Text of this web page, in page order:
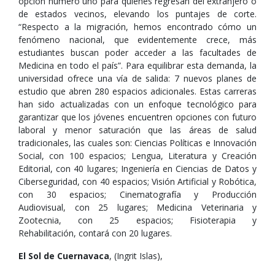
de estados vecinos, elevando los puntajes de corte.
“Respecto a la migración, hemos encontrado cómo un
fenómeno nacional, que evidentemente crece, más
estudiantes buscan poder acceder a las facultades de
Medicina en todo el país”. Para equilibrar esta demanda, la
universidad ofrece una vía de salida: 7 nuevos planes de
estudio que abren 280 espacios adicionales. Estas carreras
han sido actualizadas con un enfoque tecnológico para
garantizar que los jóvenes encuentren opciones con futuro
laboral y menor saturación que las áreas de salud
tradicionales, las cuales son: Ciencias Políticas e Innovación
Social, con 100 espacios; Lengua, Literatura y Creación
Editorial, con 40 lugares; Ingeniería en Ciencias de Datos y
Ciberseguridad, con 40 espacios; Visión Artificial y Robótica,
con 30 espacios; Cinematografía y Producción
Audiovisual, con 25 lugares; Medicina Veterinaria y
Zootecnia, con 25 espacios; Fisioterapia y
Rehabilitación, contará con 20 lugares.
El Sol de Cuernavaca, (Ingrit Islas),